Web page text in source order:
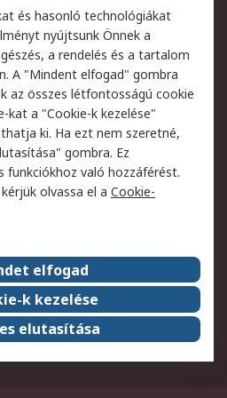
Az RS értékesítési
feltételei
Email biztonság
Weboldal felhasználói
szabályzata
Képviseletek
Vállalatcsoport
Díjak és elismerések
és hasonló technológiákat
nyújtsunk Önnek a
a rendelés és a tartalom
A "Mindent elfogad" gombra
az összes létfontosságú cookie
kat a "Cookie-k kezelése"
ki. Ha ezt nem szeretné,
gombra. Ez
való hozzáférést.
olvassa el a Cookie-
elfogad
k kezelése
elutasítása